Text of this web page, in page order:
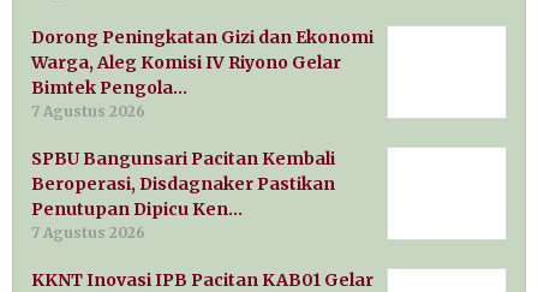
Dorong Peningkatan Gizi dan Ekonomi
Warga, Aleg Komisi IV Riyono Gelar
Bimtek Pengola…
7 Agustus 2026
SPBU Bangunsari Pacitan Kembali
Beroperasi, Disdagnaker Pastikan
Penutupan Dipicu Ken…
7 Agustus 2026
KKNT Inovasi IPB Pacitan KAB01 Gelar